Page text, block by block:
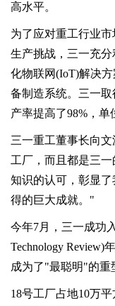
高水平。
为了应对重工行业
生产挑战，三一充
化物联网(IoT)解决
备制造系统。三一
产率提高了98%，单
三一重工董事长向
工厂，而且都是三
知识的认可，彰显
得的巨大成就。"
今年7月，三一成功
Technology Review)
成为了"最聪明"的重
18号工厂占地10万